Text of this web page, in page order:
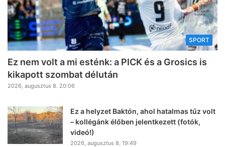
SPORT
Ez nem volt a mi esténk: a PICK és a Grosics is
kikapott szombat délután
2026, augusztus 8. 20:06
Ez a helyzet Baktón, ahol hatalmas tűz volt
– kollégánk élőben jelentkezett (fotók,
videó!)
2026, augusztus 8. 19:49